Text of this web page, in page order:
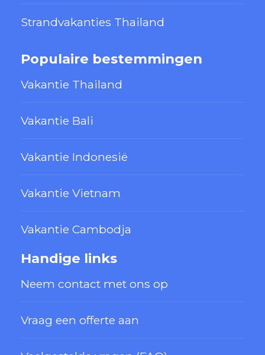
Strandvakanties Thailand
Populaire bestemmingen
Vakantie Thailand
Vakantie Bali
Vakantie Indonesië
Vakantie Vietnam
Vakantie Cambodja
Handige links
Neem contact met ons op
Vraag een offerte aan